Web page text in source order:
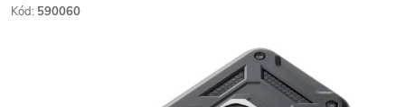
Kód: 590060